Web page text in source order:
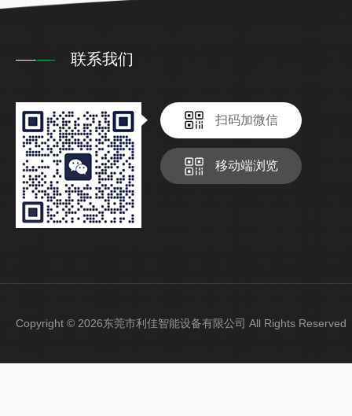
联系我们
扫码加微信
移动端浏览
Copyright © 2026东莞市利佳智能设备有限公司 All Rights